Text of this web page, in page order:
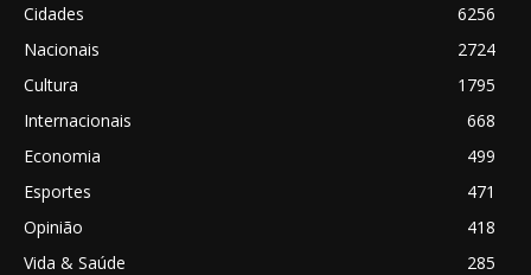
Cidades
6256
Nacionais
2724
Cultura
1795
Internacionais
668
Economia
499
Esportes
471
Opinião
418
Vida & Saúde
285